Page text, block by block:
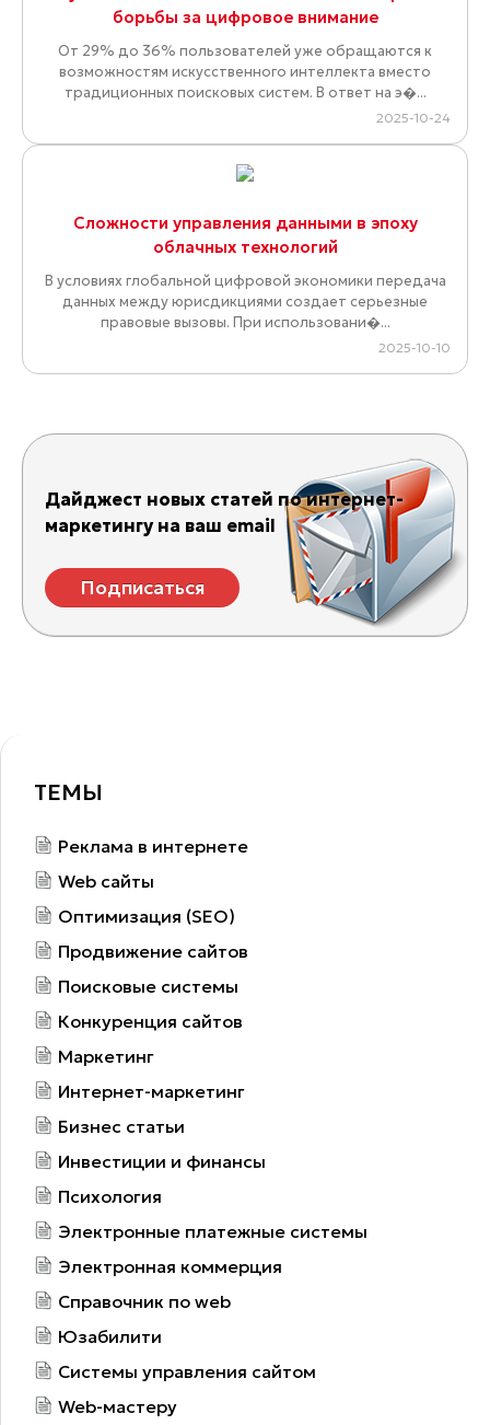
борьбы за цифровое внимание
От 29% до 36% пользователей уже обращаются к
возможностям искусственного интеллекта вместо
традиционных поисковых систем. В ответ на э�...
2025-10-24
Сложности управления данными в эпоху
облачных технологий
В условиях глобальной цифровой экономики передача
данных между юрисдикциями создает серьезные
правовые вызовы. При использовани�...
2025-10-10
Дайджест новых статей по интернет-
маркетингу на ваш email
Подписаться
ТЕМЫ
Реклама в интернете
Web сайты
Оптимизация (SEO)
Продвижение сайтов
Поисковые системы
Конкуренция сайтов
Маркетинг
Интернет-маркетинг
Бизнес статьи
Инвестиции и финансы
Психология
Электронные платежные системы
Электронная коммерция
Справочник по web
Юзабилити
Системы управления сайтом
Web-мастеру